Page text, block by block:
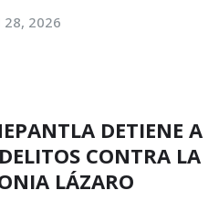
28, 2026
DETIENE A
CONTRA LA
LÁZARO